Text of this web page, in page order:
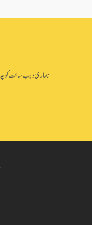
ہماری ویب سائٹ کو